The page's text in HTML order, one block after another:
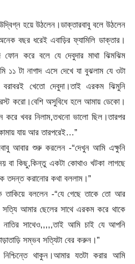
হয়ে উঠলেন।ডাক্তারবাবু বলে উঠলেন
বছর ধরেই এবাড়ির ফ্যামিলি ডাক্তার।
করে বলে যে দেবুদার মাথা ঝিমঝিম
১১ টা নাগাদ এসে দেখে যা বুঝলাম যে ওটা
খেতো দেবুদা।তাই এরকম ঝিমুনি
করো।বেশি অসুবিধে হলে আমায় ডেকো।
খবর নিলাম,তখনো ভালো ছিল।তারপর
যায় আর তারপরেই…”
আবার শুরু করলেন -“দেখুন আমি এক্ষুনি
বা কিছু,কিন্তু একটা কোথাও খটকা লাগছে
তদন্ত করানোর কথা বললাম।”
তাকিয়ে বললেন -“যে গেছে তাকে তো আর
সত্যি আমার ছেলের সাথে এরকম করে থাকে
সাথেও,,,,,তাই আমি চাই যে আপনি
সম্ভব সত্যিটা বের করুন।”
থাকুন।আমার যতটা করার আমি